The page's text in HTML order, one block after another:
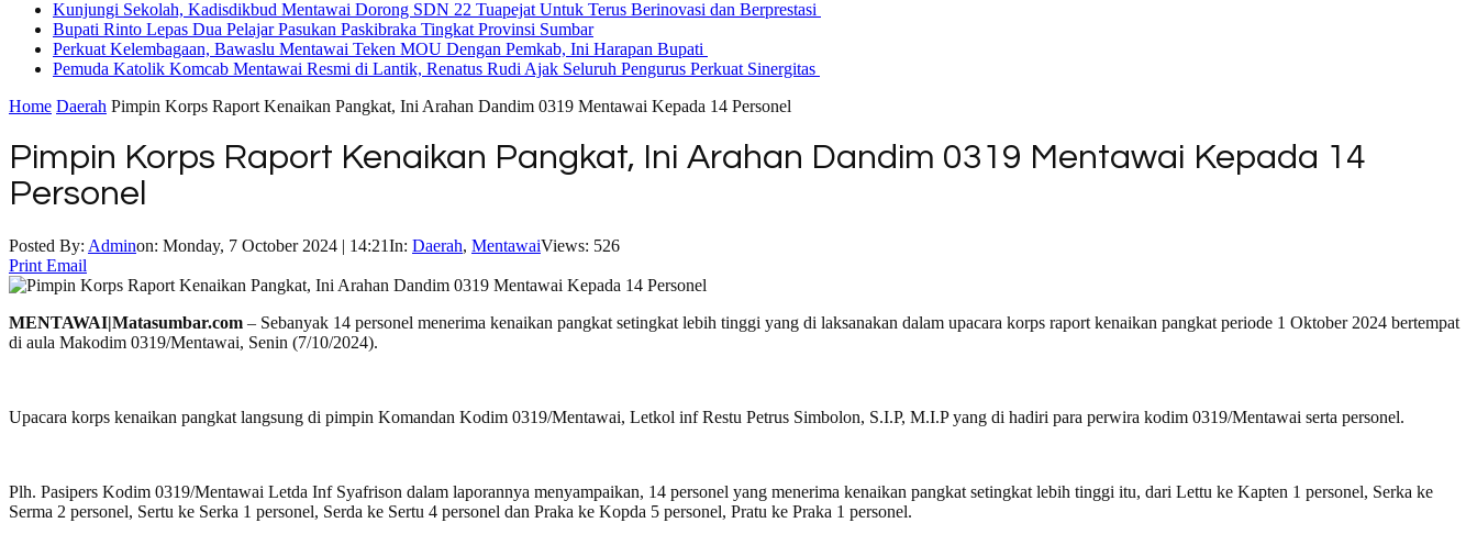
Kunjungi Sekolah, Kadisdikbud Mentawai Dorong SDN 22 Tuapejat Untuk Terus Berinovasi dan Berprestasi
Bupati Rinto Lepas Dua Pelajar Pasukan Paskibraka Tingkat Provinsi Sumbar
Perkuat Kelembagaan, Bawaslu Mentawai Teken MOU Dengan Pemkab, Ini Harapan Bupati
Pemuda Katolik Komcab Mentawai Resmi di Lantik, Renatus Rudi Ajak Seluruh Pengurus Perkuat Sinergitas
Home Daerah Pimpin Korps Raport Kenaikan Pangkat, Ini Arahan Dandim 0319 Mentawai Kepada 14 Personel
Pimpin Korps Raport Kenaikan Pangkat, Ini Arahan Dandim 0319 Mentawai Kepada 14
Personel
Posted By: Adminon: Monday, 7 October 2024 | 14:21In: Daerah, MentawaiViews: 526
Print Email
MENTAWAI|Matasumbar.com – Sebanyak 14 personel menerima kenaikan pangkat setingkat lebih tinggi yang di laksanakan dalam upacara korps raport kenaikan pangkat periode 1 Oktober 2024 bertempat
di aula Makodim 0319/Mentawai, Senin (7/10/2024).
Upacara korps kenaikan pangkat langsung di pimpin Komandan Kodim 0319/Mentawai, Letkol inf Restu Petrus Simbolon, S.I.P, M.I.P yang di hadiri para perwira kodim 0319/Mentawai serta personel.
Plh. Pasipers Kodim 0319/Mentawai Letda Inf Syafrison dalam laporannya menyampaikan, 14 personel yang menerima kenaikan pangkat setingkat lebih tinggi itu, dari Lettu ke Kapten 1 personel, Serka ke
Serma 2 personel, Sertu ke Serka 1 personel, Serda ke Sertu 4 personel dan Praka ke Kopda 5 personel, Pratu ke Praka 1 personel.